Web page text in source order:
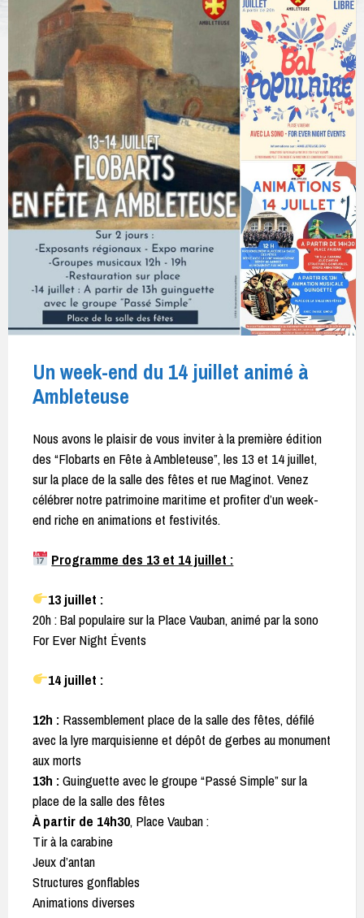
Un week-end du 14 juillet animé à
Ambleteuse
Nous avons le plaisir de vous inviter à la première édition
des “Flobarts en Fête à Ambleteuse”, les 13 et 14 juillet,
sur la place de la salle des fêtes et rue Maginot. Venez
célébrer notre patrimoine maritime et profiter d’un week-
end riche en animations et festivités.
Programme des 13 et 14 juillet :
13 juillet :
20h : Bal populaire sur la Place Vauban, animé par la sono
For Ever Night Évents
14 juillet :
12h : Rassemblement place de la salle des fêtes, défilé
avec la lyre marquisienne et dépôt de gerbes au monument
aux morts
13h :Guinguette avec le groupe “Passé Simple” sur la
place de la salle des fêtes
À partir de 14h30, Place Vauban :
Tir à la carabine
Jeux d’antan
Structures gonflables
Animations diverses